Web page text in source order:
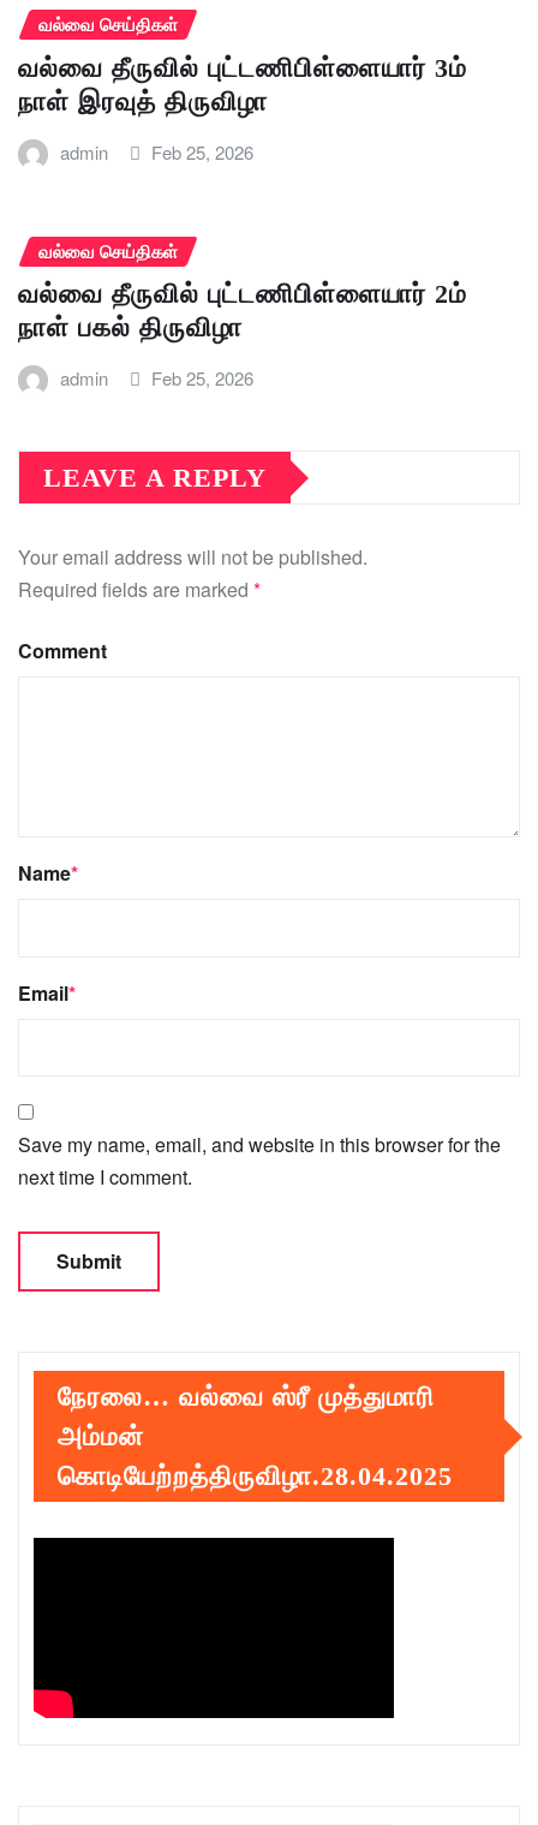
வல்வை செய்திகள்
வல்வை தீருவில் புட்டணிபிள்ளையார் 3ம்
நாள் இரவுத் திருவிழா
admin Feb 25, 2026
வல்வை செய்திகள்
வல்வை தீருவில் புட்டணிபிள்ளையார் 2ம்
நாள் பகல் திருவிழா
admin Feb 25, 2026
LEAVE A REPLY
Your email address will not be published.
Required fields are marked *
Comment
Name*
Email*
Save my name, email, and website in this browser for the
next time I comment.
நேரலை… வல்வை ஸ்ரீ முத்துமாரி
அம்மன்
கொடியேற்றத்திருவிழா.28.04.2025